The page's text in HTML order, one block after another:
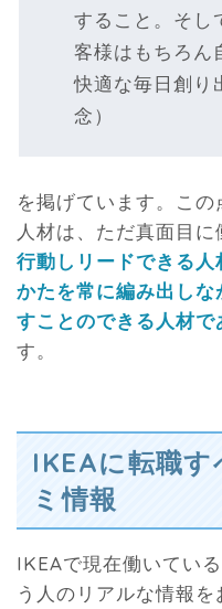
すること。そし
客様はもちろん
快適な毎日創り
念）
を掲げています。こ
人材は、ただ真面目に
行動しリードできる
かたを常に編み出し
すことのできる人材で
す。
IKEAに転職す
ミ情報
IKEAで現在働いてい
う人のリアルな情報